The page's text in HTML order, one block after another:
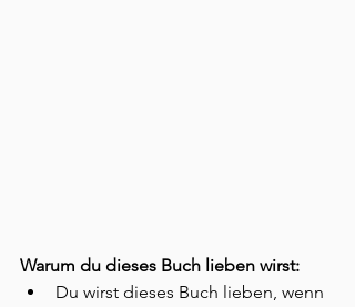
Warum du dieses Buch lieben wirst:
Du wirst dieses Buch lieben, wenn